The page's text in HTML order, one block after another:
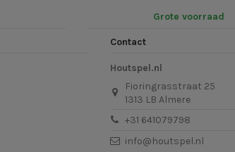
Grote voorraad
Contact
Houtspel.nl
Fioringrasstraat 25
1313 LB Almere
+31 641079798
info@houtspel.nl